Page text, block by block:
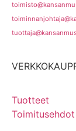
Tuotteet
Toimitusehdot